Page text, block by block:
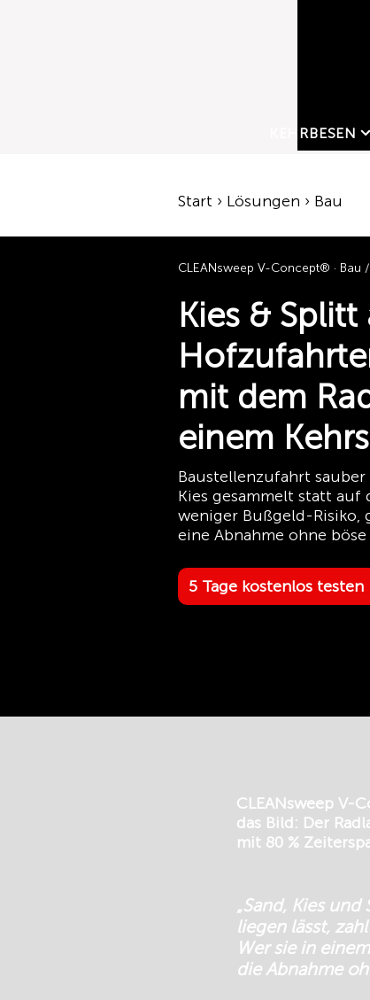
KEHRBESEN
Start › Lösungen › Bau
CLEANsweep V-Concept® · Bau
Kies & Splitt
mit dem
einem
Baustellenzufahrt
Kies gesammelt statt auf
weniger Bußgeld-
eine Abnahme ohne
5 Tage kostenlos testen
CLEANsweep
das Bild: Der
mit 80 %
„Sand, Kies
liegen lässt,
Wer sie in
die Abnahme